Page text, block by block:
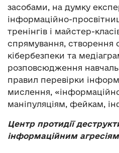
засобами, на думку
інформаційно-
тренінгів і майстер-
спрямування, створення
кібербезпеки та
розповсюдження
правил перевірки
мислення,
маніпуляціям, фейкам,
Центр протидії
інформаційним